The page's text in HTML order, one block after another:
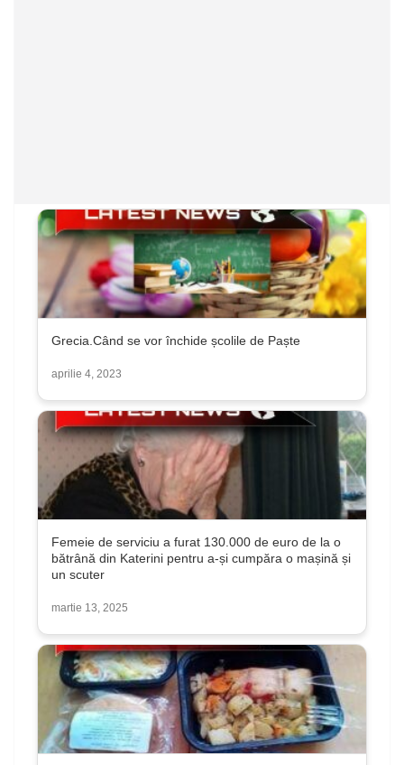
Grecia.Când se vor închide școlile de Paște
aprilie 4, 2023
Femeie de serviciu a furat 130.000 de euro de la o
bătrână din Katerini pentru a-și cumpăra o mașină și
un scuter
martie 13, 2025